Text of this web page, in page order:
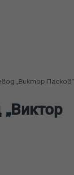
„Виктор Пасков”